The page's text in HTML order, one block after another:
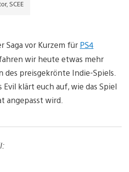
SCEE
Saga vor Kurzem für PS4
wir heute etwas mehr
des preisgekrönte Indie-Spiels.
Evil klärt euch auf, wie das Spiel
angepasst wird.